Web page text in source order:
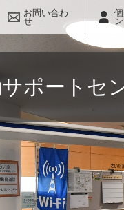
お問い合わ
せ
ン
ポートセ